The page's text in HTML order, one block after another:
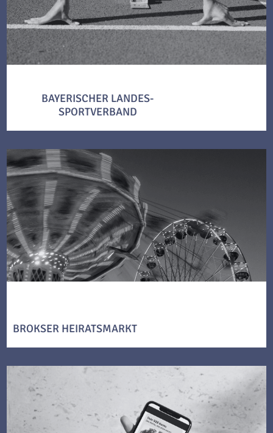
BAYERISCHER LANDES-
SPORTVERBAND
BROKSER HEIRATSMARKT